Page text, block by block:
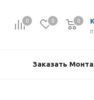
0 0 0
Заказать